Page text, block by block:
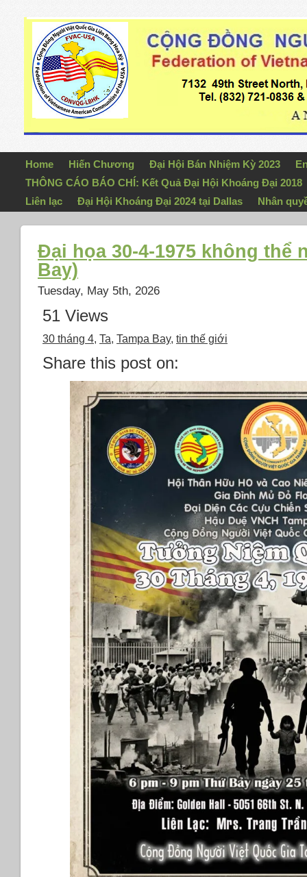
Home Hiến Chương Đại Hội Bán Nhiệm Kỳ 2023
THÔNG CÁO BÁO CHÍ: Kết Quả Đại Hội Khoáng Đại 2018
Liên lạc
Đại Hội Khoáng Đại 2024 tại Dallas Nhân
Đại họa 30-4-1975 không thể
Bay)
Tuesday, May 5th, 2026
51 Views
30 tháng 4, Ta, Tampa Bay, tin thế giới
Share this post on: